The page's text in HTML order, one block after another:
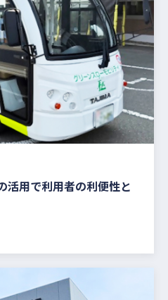
活用で利用者の利便性と